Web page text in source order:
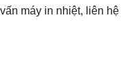
máy in nhiệt, liên hệ